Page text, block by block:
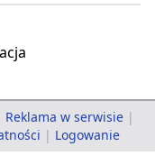
Reklama w serwisie |
| Logowanie